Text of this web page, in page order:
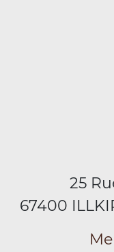
25
67400